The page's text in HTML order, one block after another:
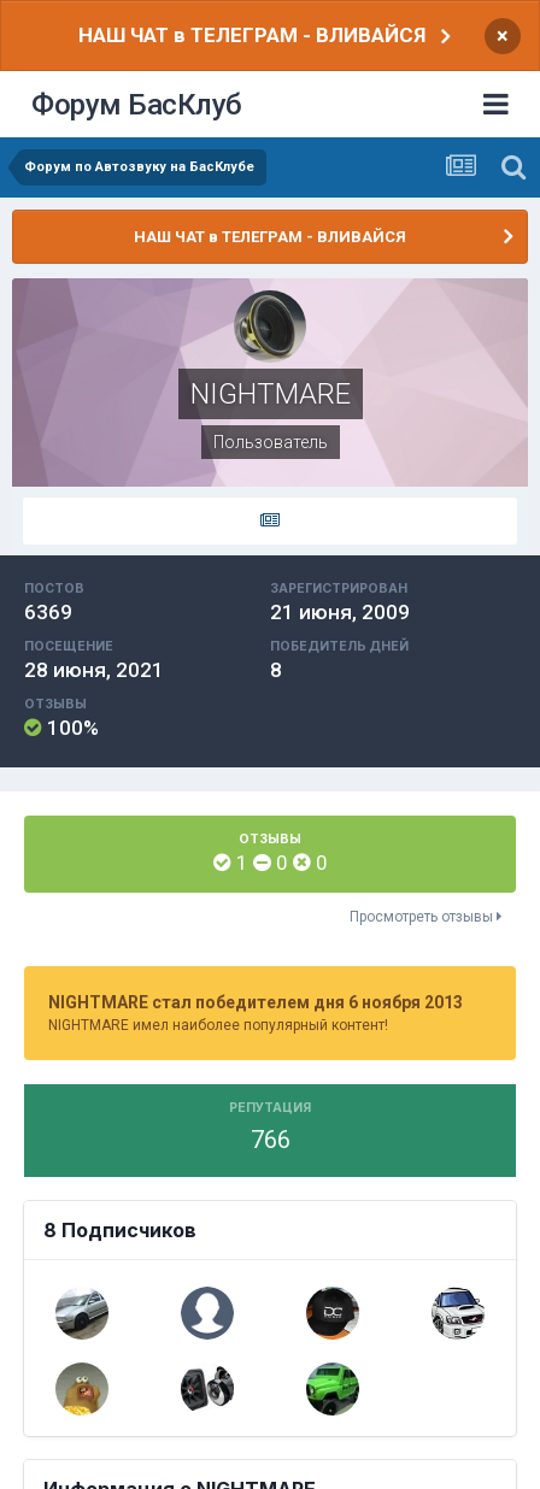
НАШ ЧАТ в ТЕЛЕГРАМ - ВЛИВАЙСЯ ×
Форум БасКлуб
Форум по Автозвуку на БасКлубе
НАШ ЧАТ в ТЕЛЕГРАМ - ВЛИВАЙСЯ
NIGHTMARE
Пользователь
ПОСТОВ
6369
ЗАРЕГИСТРИРОВАН
21 июня, 2009
ПОСЕЩЕНИЕ
28 июня, 2021
ПОБЕДИТЕЛЬ ДНЕЙ
8
ОТЗЫВЫ
100%
ОТЗЫВЫ
1 0 0
Просмотреть отзывы
NIGHTMARE стал победителем дня 6 ноября 2013
NIGHTMARE имел наиболее популярный контент!
РЕПУТАЦИЯ
766
8 Подписчиков